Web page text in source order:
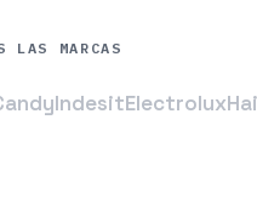
LAS MARCAS
IndesitElectrolux